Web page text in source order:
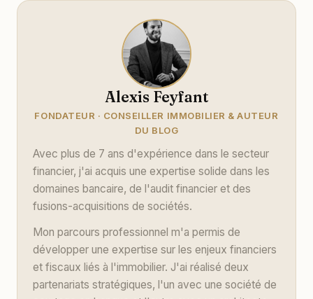
Alexis Feyfant
FONDATEUR · CONSEILLER IMMOBILIER & AUTEUR
DU BLOG
Avec plus de 7 ans d'expérience dans le secteur
financier, j'ai acquis une expertise solide dans les
domaines bancaire, de l'audit financier et des
fusions-acquisitions de sociétés.
Mon parcours professionnel m'a permis de
développer une expertise sur les enjeux financiers
et fiscaux liés à l'immobilier. J'ai réalisé deux
partenariats stratégiques, l'un avec une société de